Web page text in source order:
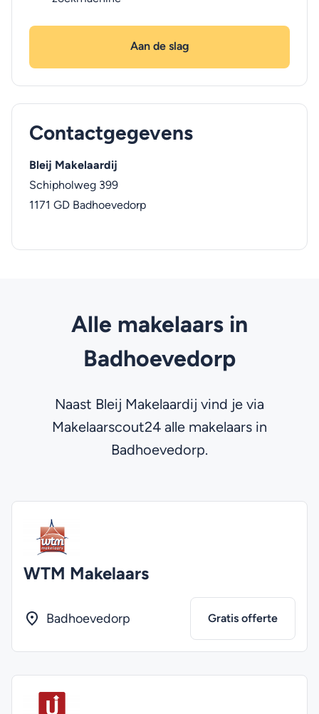
Aan de slag
Contactgegevens
Bleij Makelaardij
Schipholweg 399
1171 GD Badhoevedorp
Alle makelaars in
Badhoevedorp
Naast Bleij Makelaardij vind je via
Makelaarscout24 alle makelaars in
Badhoevedorp.
WTM Makelaars
Badhoevedorp Gratis offerte